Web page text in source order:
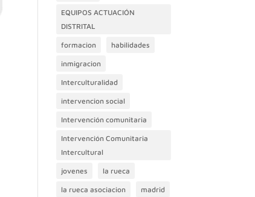
EQUIPOS ACTUACIÓN
DISTRITAL
formacion habilidades
inmigracion
Interculturalidad
intervencion social
Intervención comunitaria
Intervención Comunitaria
Intercultural
jovenes la rueca
la rueca asociacion madrid